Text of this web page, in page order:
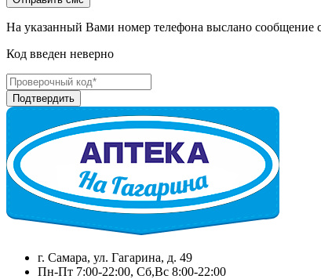
На указанный Вами номер телефона выслано
Код введен неверно
г. Самара, ул. Гагарина, д. 49
Пн-Пт 7:00-22:00, Сб,Вс 8:00-22:00